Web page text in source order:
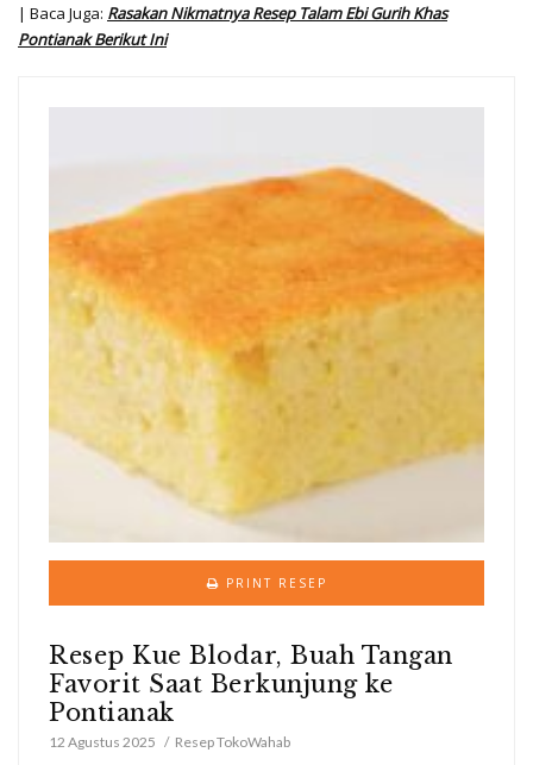
| Baca Juga: Rasakan Nikmatnya Resep Talam Ebi Gurih Khas
Pontianak Berikut Ini
PRINT RESEP
Resep Kue Blodar, Buah Tangan
Favorit Saat Berkunjung ke
Pontianak
12 Agustus 2025 Resep TokoWahab